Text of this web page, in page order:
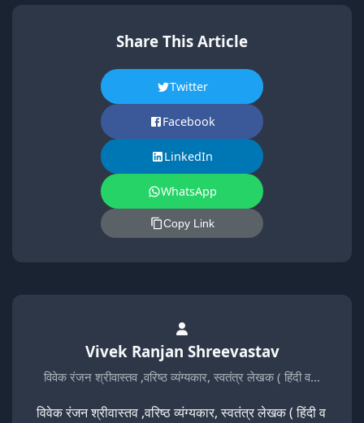
Share This Article
Twitter
Facebook
LinkedIn
WhatsApp
Copy Link
Vivek Ranjan Shreevastav
विवेक रंजन श्रीवास्तव ,वरिष्ठ व्यंग्यकार, स्वतंत्र लेखक ( हिंदी व…
विवेक रंजन श्रीवास्तव ,वरिष्ठ व्यंग्यकार, स्वतंत्र लेखक ( हिंदी व